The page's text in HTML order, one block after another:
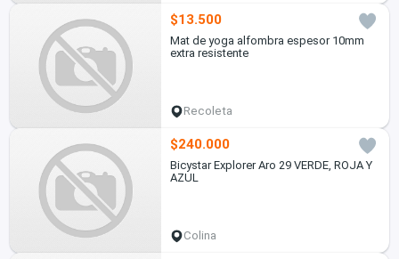
$13.500
Mat de yoga alfombra espesor 10mm
extra resistente
Recoleta
$240.000
Bicystar Explorer Aro 29 VERDE, ROJA Y
AZUL
Colina